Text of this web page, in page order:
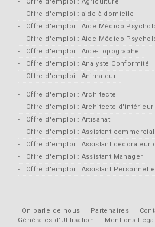
Offre d'emploi : aide à domicile
Offre d'emploi : Aide Médico
Offre d'emploi : Aide Médico
Offre d'emploi : Aide-Topographe
Offre d'emploi : Analyste Conformité
Offre d'emploi : Animateur
Offre d'emploi : Architecte
Offre d'emploi : Architecte d'intérieur
Offre d'emploi : Artisanat
Offre d'emploi : Assistant
Offre d'emploi : Assistant décorateur
Offre d'emploi : Assistant Manager
Offre d'emploi : Assistant Personnel
On parle de nous Partenaires
Générales d’Utilisation
Mentions